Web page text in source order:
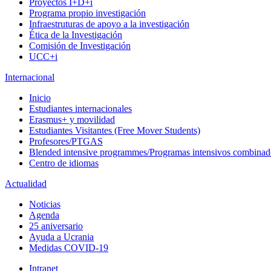
Proyectos I+D+i
Programa propio investigación
Infraestruturas de apoyo a la investigación
Ética de la Investigación
Comisión de Investigación
UCC+i
Internacional
Inicio
Estudiantes internacionales
Erasmus+ y movilidad
Estudiantes Visitantes (Free Mover Students)
Profesores/PTGAS
Blended intensive programmes/Programas intensivos
Centro de idiomas
Actualidad
Noticias
Agenda
25 aniversario
Ayuda a Ucrania
Medidas COVID-19
Intranet